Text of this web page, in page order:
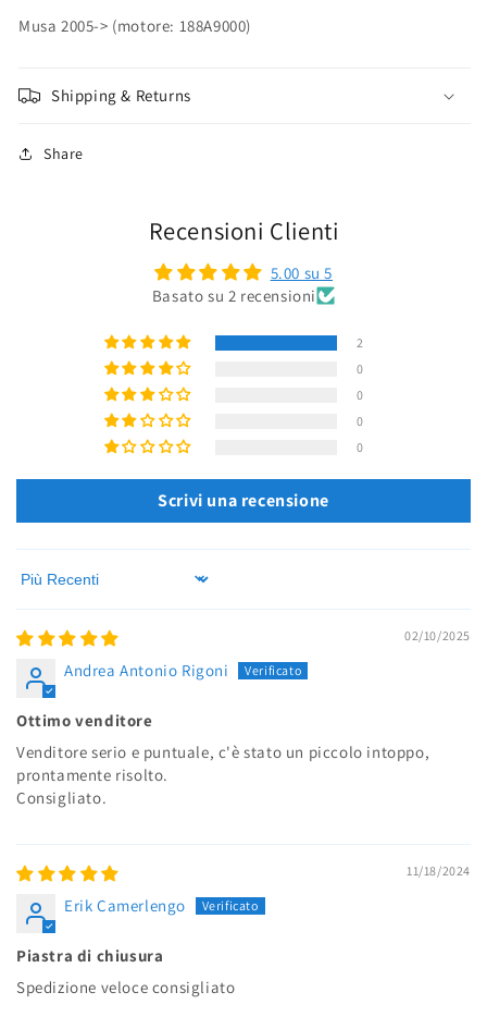
Musa 2005-> (motore: 188A9000)
Shipping & Returns
Share
Recensioni Clienti
5.00 su 5
Basato su 2 recensioni
2
0
0
0
0
Scrivi una recensione
Sort by
02/10/2025
Andrea Antonio Rigoni
Ottimo venditore
Venditore serio e puntuale, c'è stato un piccolo intoppo,
prontamente risolto.
Consigliato.
11/18/2024
Erik Camerlengo
Piastra di chiusura
Spedizione veloce consigliato